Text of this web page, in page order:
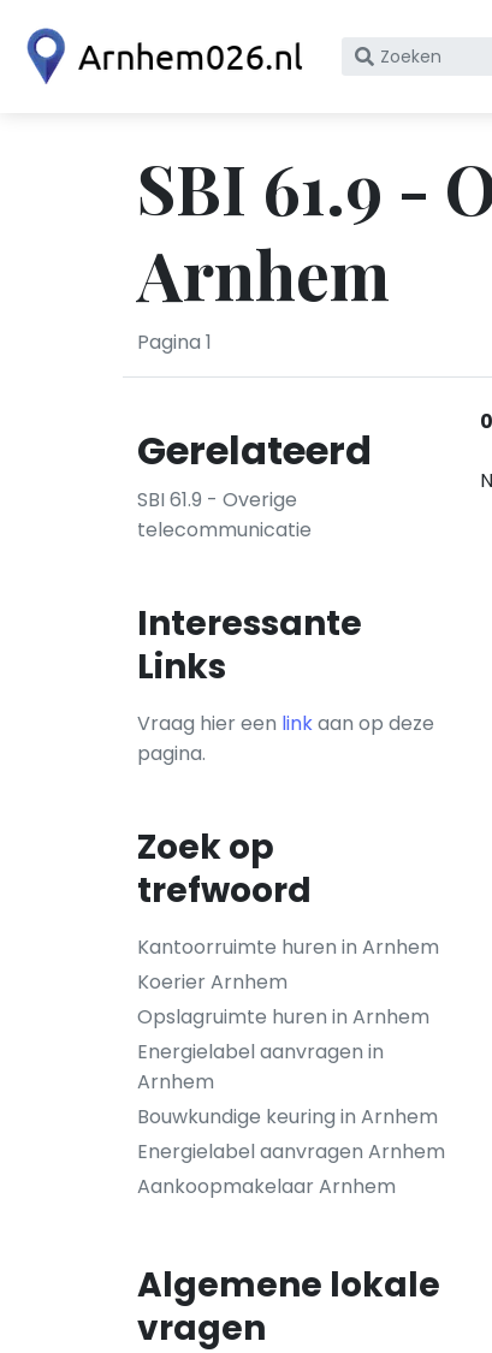
Zoek
KvK
nummer
SBI 61.9 -
Arnhem
Pagina 1
Gerelateerd
SBI 61.9 - Overige
telecommunicatie
Interessante
Links
Vraag hier een linkaan op deze
pagina.
Zoek op
trefwoord
Kantoorruimte huren in Arnhem
Koerier Arnhem
Opslagruimte huren in Arnhem
Energielabel aanvragen in
Arnhem
Bouwkundige keuring in Arnhem
Energielabel aanvragen Arnhem
Aankoopmakelaar Arnhem
Algemene lokale
vragen
0